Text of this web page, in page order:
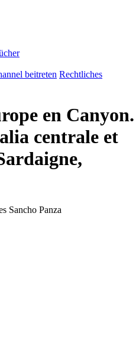
beitreten Rechtliches
en Canyon.
centrale et
Sancho Panza